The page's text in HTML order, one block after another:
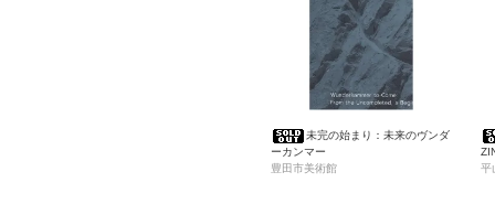
未完の始まり：未来のヴンダ
ーカンマー
豊田市美術館
平